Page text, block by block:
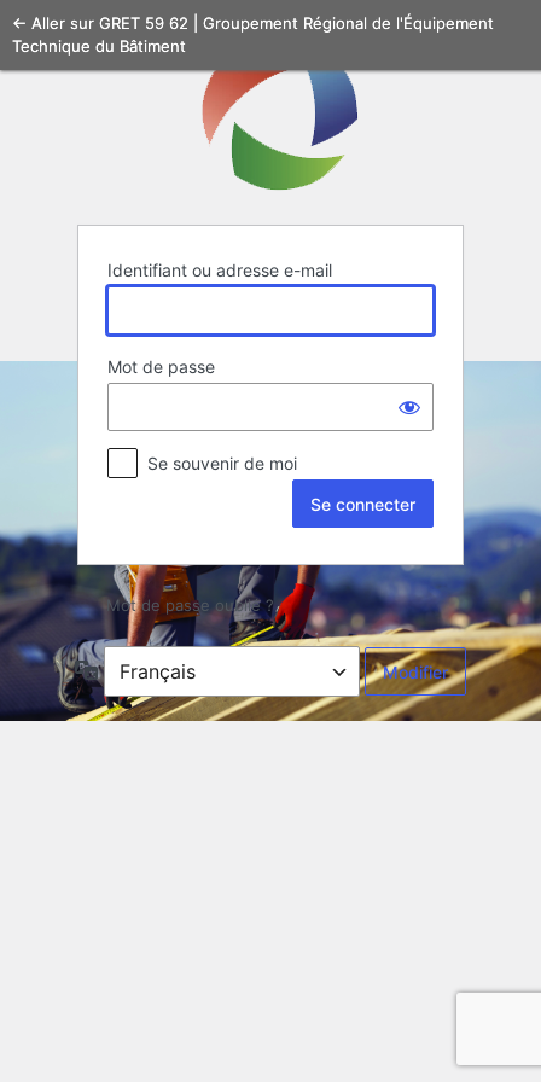
Se
connecter
Identifiant ou adresse e-mail
Mot de passe
Se souvenir de moi
Mot de passe oublié ?
← Aller sur GRET 59 62 | Groupement Régional de l'Équipement
Technique du Bâtiment
Langue